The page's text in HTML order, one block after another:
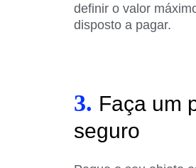
definir o valor
disposto a pagar.
3. Faça um
seguro